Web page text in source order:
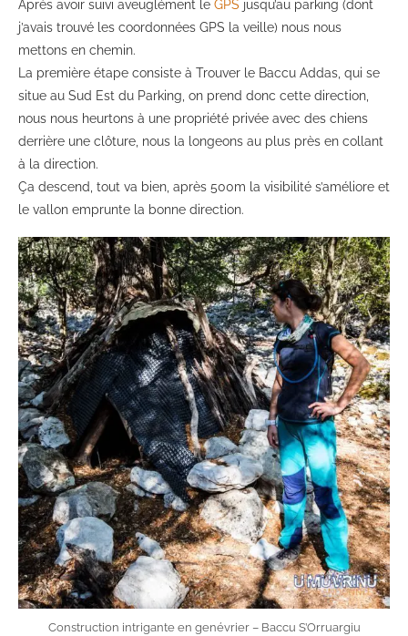
Après avoir suivi aveuglément le GPS jusqu’au parking (dont
j’avais trouvé les coordonnées GPS la veille) nous nous
mettons en chemin.
La première étape consiste à Trouver le Baccu Addas, qui se
situe au Sud Est du Parking, on prend donc cette direction,
nous nous heurtons à une propriété privée avec des chiens
derrière une clôture, nous la longeons au plus près en collant
à la direction.
Ça descend, tout va bien, après 500m la visibilité s’améliore et
le vallon emprunte la bonne direction.
Construction intrigante en genévrier – Baccu S’Orruargiu